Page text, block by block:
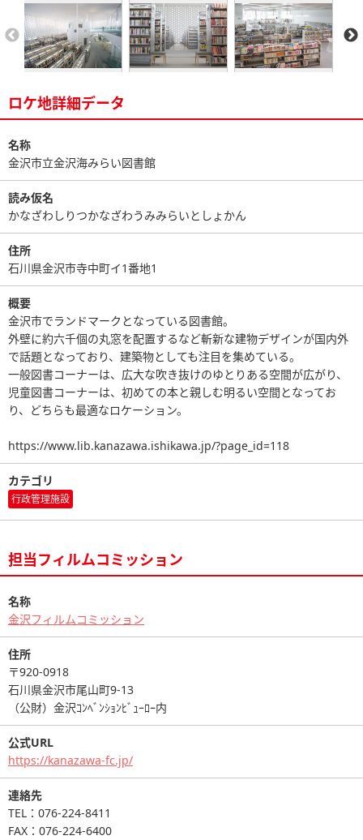
ロケ地詳細データ
名称
金沢市立金沢海みらい図書館
読み仮名
かなざわしりつかなざわうみみらいとしょかん
住所
石川県金沢市寺中町イ1番地1
概要
金沢市でランドマークとなっている図書館。
外壁に約六千個の丸窓を配置するなど斬新な建物デザインが国内外
で話題となっており、建築物としても注目を集めている。
一般図書コーナーは、広大な吹き抜けのゆとりある空間が広がり、
児童図書コーナーは、初めての本と親しむ明るい空間となってお
り、どちらも最適なロケーション。
https://www.lib.kanazawa.ishikawa.jp/?page_id=118
カテゴリ
行政管理施設
担当フィルムコミッション
名称
金沢フィルムコミッション
住所
〒920-0918
石川県金沢市尾山町9-13
（公財）金沢ｺﾝﾍﾞﾝｼｮﾝﾋﾞｭｰﾛｰ内
公式URL
https://kanazawa-fc.jp/
連絡先
TEL：076-224-8411
FAX：076-224-6400